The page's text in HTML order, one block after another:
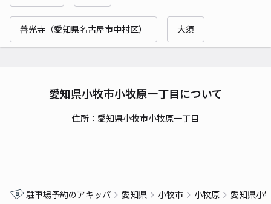
善光寺（愛知県名古屋市中村区） 大須
愛知県小牧市小牧原一丁目について
住所：愛知県小牧市小牧原一丁目
駐車場予約のアキッパ 愛知県 小牧市 小牧原 愛知県小